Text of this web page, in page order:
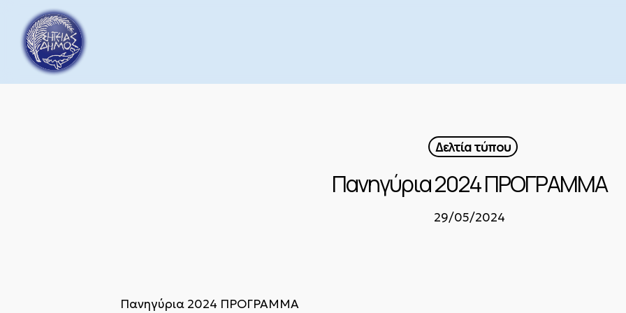
main
content
Δελτία τύπου
Πανηγύρια 2024 ΠΡΟΓΡΑΜΜΑ
29/05/2024
Πανηγύρια 2024 ΠΡΟΓΡΑΜΜΑ